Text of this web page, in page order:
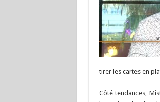
tirer les cartes en
Côté tendances,